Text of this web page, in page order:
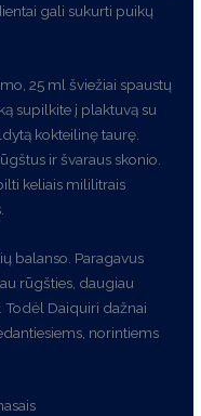
gali sukurti puikų
25 ml šviežiai spaustų
supilkite į plaktuvą su
kokteilinę taurę.
ir švaraus skonio.
keliais mililitrais
balanso. Paragavus
rūgšties, daugiau
Todėl Daiquiri dažnai
norintiems